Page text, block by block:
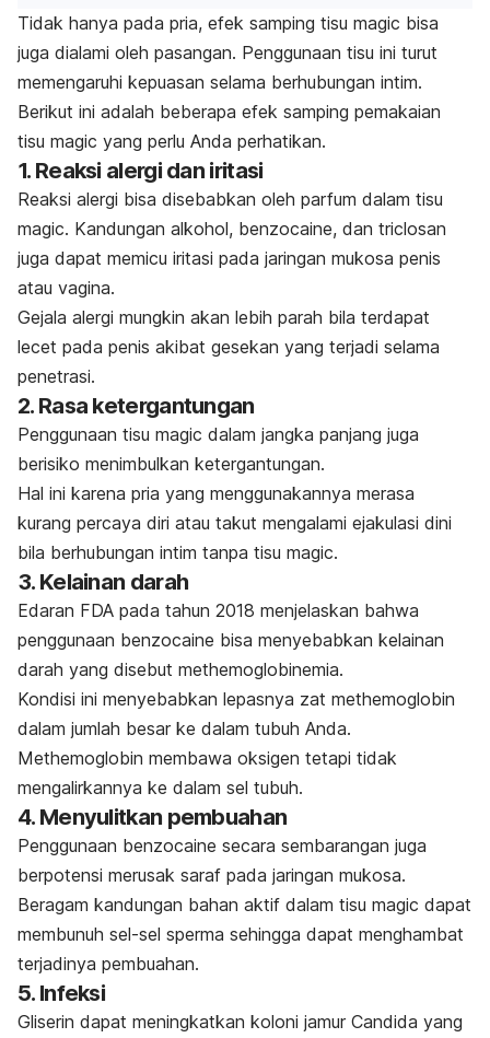
Tidak hanya pada pria, efek samping tisu magic bisa
juga dialami oleh pasangan. Penggunaan tisu ini turut
memengaruhi kepuasan selama berhubungan intim.
Berikut ini adalah beberapa efek samping pemakaian
tisu magic yang perlu Anda perhatikan.
1. Reaksi alergi dan iritasi
Reaksi alergi bisa disebabkan oleh parfum dalam tisu
magic. Kandungan alkohol, benzocaine, dan triclosan
juga dapat memicu iritasi pada jaringan mukosa penis
atau vagina.
Gejala alergi mungkin akan lebih parah bila terdapat
lecet pada penis akibat gesekan yang terjadi selama
penetrasi.
2. Rasa ketergantungan
Penggunaan tisu magic dalam jangka panjang juga
berisiko menimbulkan ketergantungan.
Hal ini karena pria yang menggunakannya merasa
kurang percaya diri atau takut mengalami ejakulasi dini
bila berhubungan intim tanpa tisu magic.
3. Kelainan darah
Edaran FDA pada tahun 2018 menjelaskan bahwa
penggunaan benzocaine bisa menyebabkan kelainan
darah yang disebut methemoglobinemia.
Kondisi ini menyebabkan lepasnya zat methemoglobin
dalam jumlah besar ke dalam tubuh Anda.
Methemoglobin membawa oksigen tetapi tidak
mengalirkannya ke dalam sel tubuh.
4. Menyulitkan pembuahan
Penggunaan benzocaine secara sembarangan juga
berpotensi merusak saraf pada jaringan mukosa.
Beragam kandungan bahan aktif dalam tisu magic dapat
membunuh sel-sel sperma sehingga dapat menghambat
terjadinya pembuahan.
5. Infeksi
Gliserin dapat meningkatkan koloni jamur Candida yang